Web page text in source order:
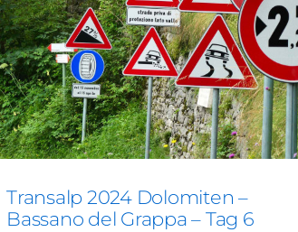
Transalp 2024 Dolomiten –
Bassano del Grappa – Tag 6